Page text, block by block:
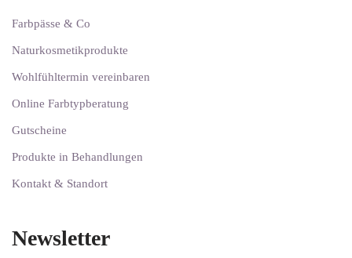
Farbpässe & Co
Naturkosmetikprodukte
Wohlfühltermin vereinbaren
Online Farbtypberatung
Gutscheine
Produkte in Behandlungen
Kontakt & Standort
Newsletter